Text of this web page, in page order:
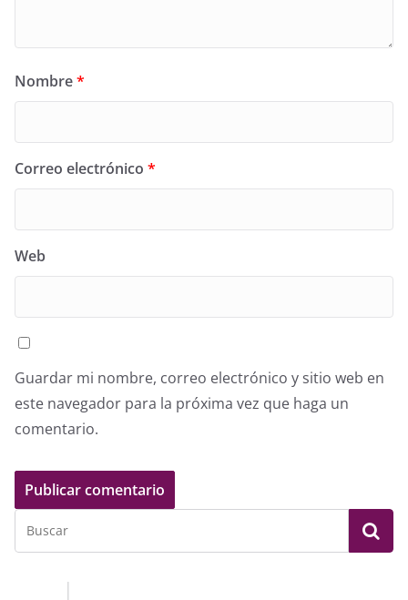
Nombre*
Correo electrónico *
Web
Guardar mi nombre, correo electrónico y sitio web en
este navegador para la próxima vez que haga un
comentario.